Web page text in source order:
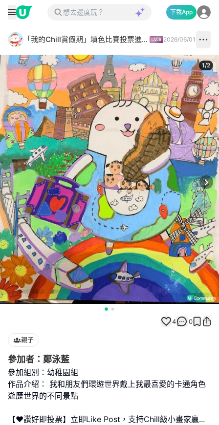
下載App
「我的Chill賞假期」填色比賽投票進行中✅ 2026/06/01
1/2
4 0
親子
參加者：鄭泳藍
參加組別：幼稚園組
作品介紹： 我和朋友們環遊世界戴上我最喜愛的卡通角色
遊歷世界的不同景點
【❤️讚好即投票】立即Like Post，支持Chill級小畫家贏...